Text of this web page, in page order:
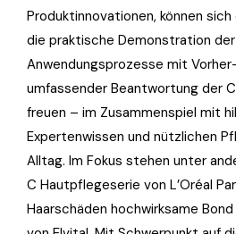
Produktinnovationen, können
die praktische Demonstration der
Anwendungsprozesse mit
umfassender Beantwortung der
freuen – im Zusammenspiel mit
Expertenwissen und nützlichen
Alltag. Im Fokus stehen unter
C Hautpflegeserie von L’Oréal
Haarschäden hochwirksame